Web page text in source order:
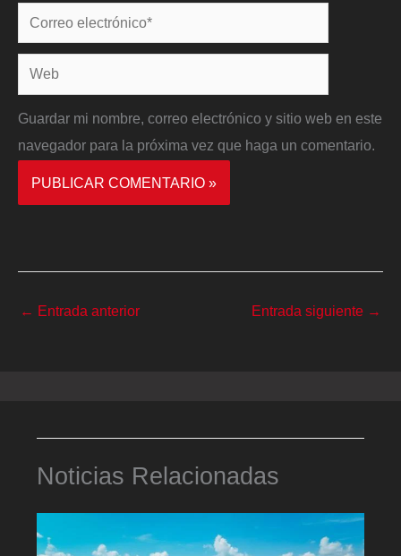
Correo
electrónico*
Web
Guardar mi nombre, correo electrónico y sitio web en este
navegador para la próxima vez que haga un comentario.
← Entrada anterior Entrada siguiente →
Noticias Relacionadas